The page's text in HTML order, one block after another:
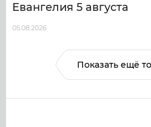
Евангелия 5 августа
05.08.2026
Показать ещё